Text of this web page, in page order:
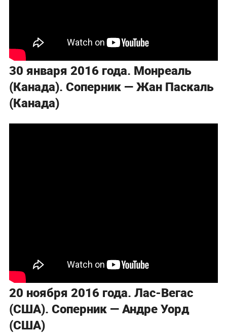
30 января 2016 года. Монреаль
(Канада). Соперник — Жан Паскаль
(Канада)
20 ноября 2016 года. Лас-Вегас
(США). Соперник — Андре Уорд
(США)